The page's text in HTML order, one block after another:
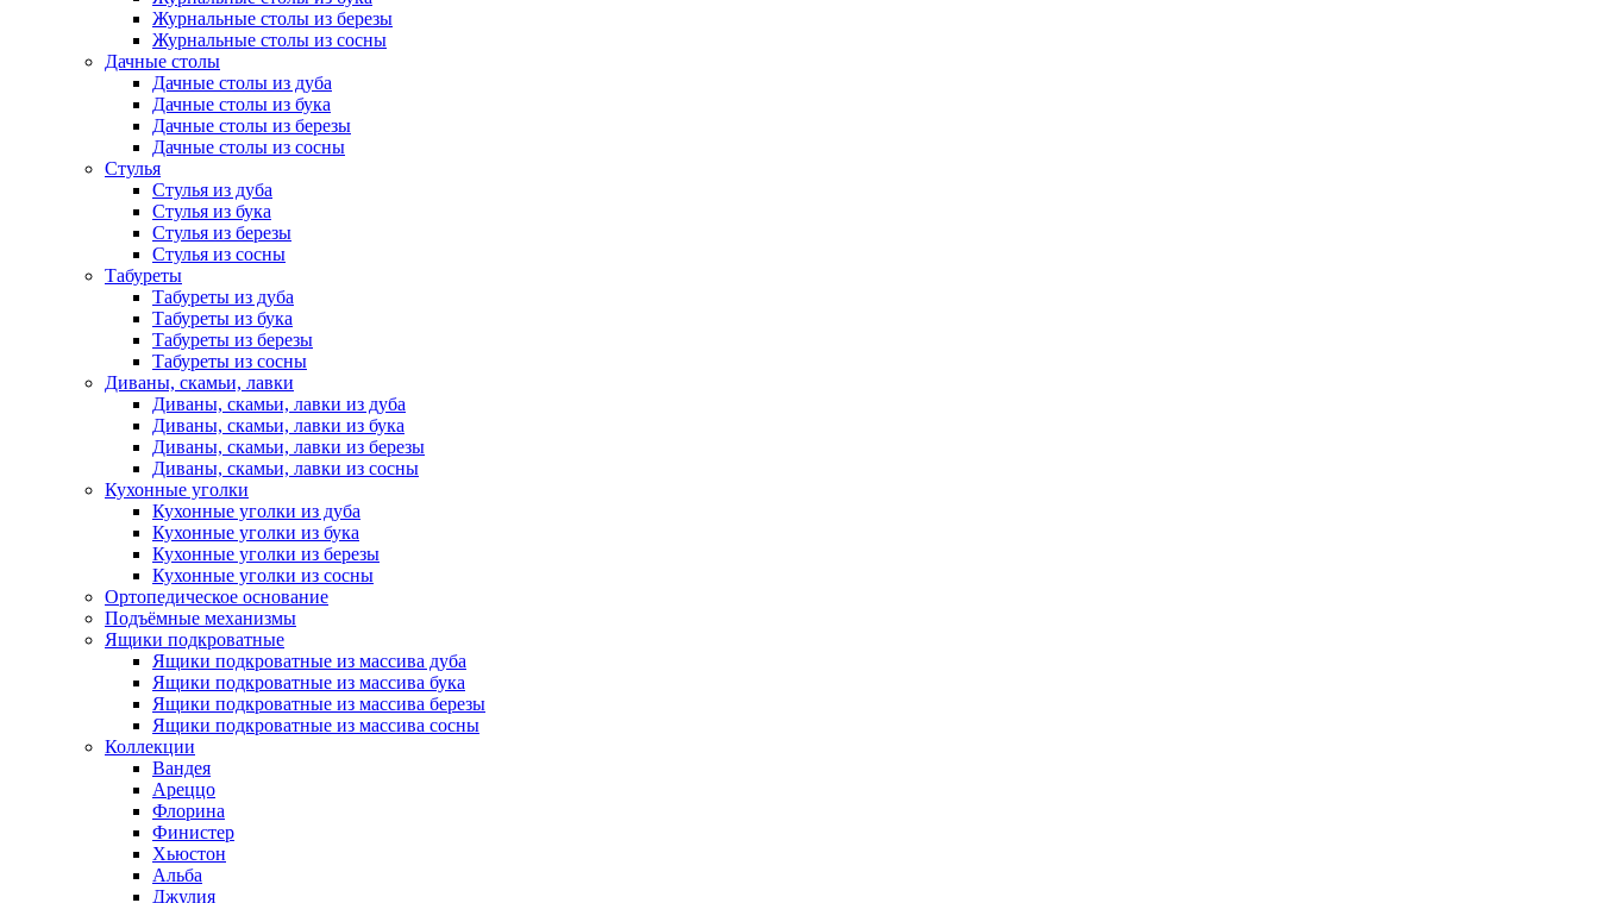
Журнальные столы из березы
Журнальные столы из сосны
Дачные столы
Дачные столы из дуба
Дачные столы из бука
Дачные столы из березы
Дачные столы из сосны
Стулья
Стулья из дуба
Стулья из бука
Стулья из березы
Стулья из сосны
Табуреты
Табуреты из дуба
Табуреты из бука
Табуреты из березы
Табуреты из сосны
Диваны, скамьи, лавки
Диваны, скамьи, лавки из дуба
Диваны, скамьи, лавки из бука
Диваны, скамьи, лавки из березы
Диваны, скамьи, лавки из сосны
Кухонные уголки
Кухонные уголки из дуба
Кухонные уголки из бука
Кухонные уголки из березы
Кухонные уголки из сосны
Ортопедическое основание
Подъёмные механизмы
Ящики подкроватные
Ящики подкроватные из массива дуба
Ящики подкроватные из массива бука
Ящики подкроватные из массива березы
Ящики подкроватные из массива сосны
Коллекции
Вандея
Ареццо
Флорина
Финистер
Хьюстон
Альба
Джулия